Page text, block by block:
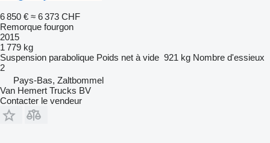
6 850 € ≈ 6 373 CHF
Remorque fourgon
2015
1 779 kg
Suspension parabolique Poids net à vide 921 kg Nombre d'essieux
2
Pays-Bas, Zaltbommel
Van Hemert Trucks BV
Contacter le vendeur